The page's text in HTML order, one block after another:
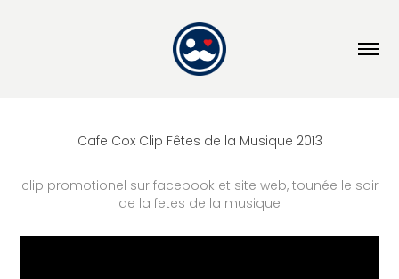
Cafe Cox Clip Fêtes de la Musique 2013
clip promotionel sur facebook et site web, tounée le soir
de la fetes de la musique